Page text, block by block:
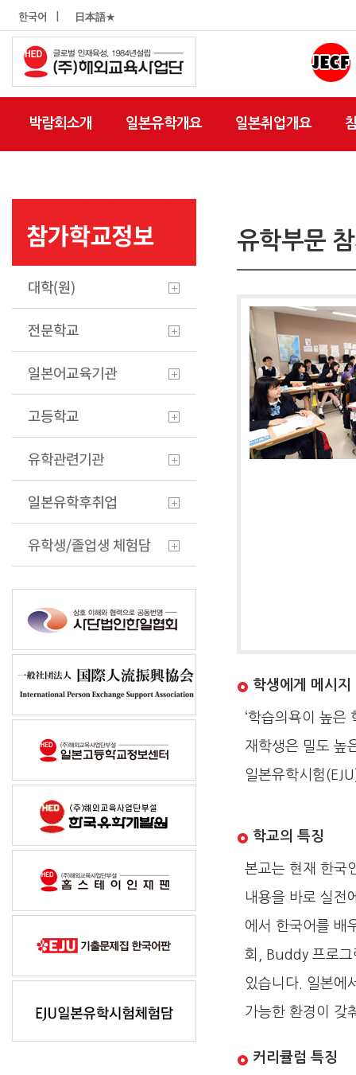
한국어 日本語★
박람회소개 일본유학개요 일본취업개요
유학부문
학생에게 메시지
‘학습의욕이 높은
재학생은 밀도 높
일본유학시험
학교의 특징
본교는 현재 한국
내용을 바로 실전
에서 한국어를 배
회, Buddy 프로그
있습니다. 일본에
가능한 환경이 갖
커리큘럼 특징